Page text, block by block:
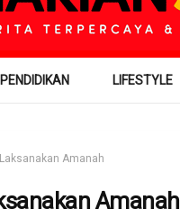
PENDIDIKAN LIFESTYLE
Laksanakan Amanah
Amanah